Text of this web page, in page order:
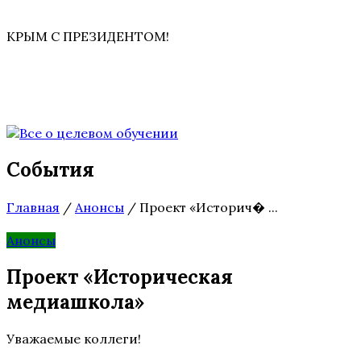
КРЫМ С ПРЕЗИДЕНТОМ!
События
Главная / Анонсы / Проект «Историч� ...
Анонсы
Проект «Историческая
медиашкола»
Уважаемые коллеги!